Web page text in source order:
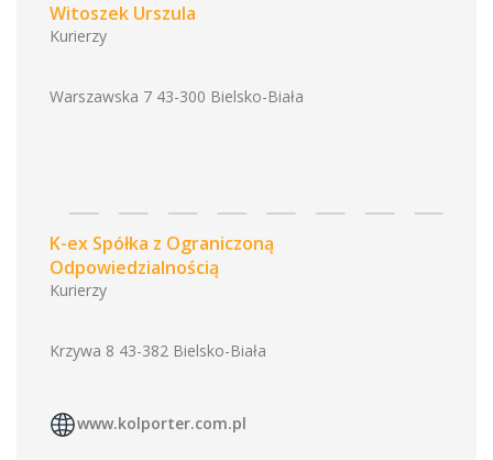
Witoszek Urszula
Kurierzy
Warszawska 7 43-300 Bielsko-Biała
K-ex Spółka z Ograniczoną
Odpowiedzialnością
Kurierzy
Krzywa 8 43-382 Bielsko-Biała
www.kolporter.com.pl